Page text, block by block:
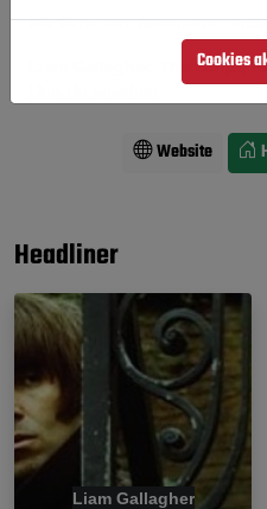
Für Fans von: Alternative .
Liam Gallagher, The Script,
Website
Headliner
Liam Gallagher
Cookies